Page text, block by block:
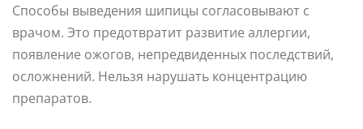
Способы выведения шипицы согласовывают с
врачом. Это предотвратит развитие аллергии,
появление ожогов, непредвиденных последствий,
осложнений. Нельзя нарушать концентрацию
препаратов.